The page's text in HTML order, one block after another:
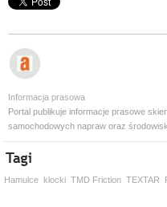
Informacja prasowa
Portal publikuje informacje prasowe
samochodowych napraw oraz
Hamulce klocki TMD Friction TEXTAR